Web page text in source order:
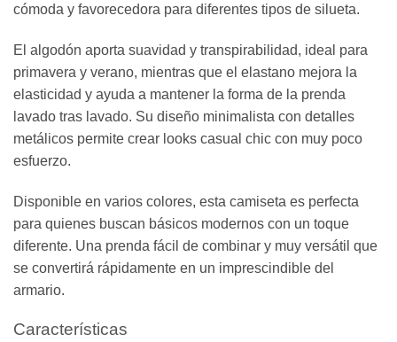
cómoda y favorecedora para diferentes tipos de silueta.
El algodón aporta suavidad y transpirabilidad, ideal para
primavera y verano, mientras que el elastano mejora la
elasticidad y ayuda a mantener la forma de la prenda
lavado tras lavado. Su diseño minimalista con detalles
metálicos permite crear looks casual chic con muy poco
esfuerzo.
Disponible en varios colores, esta camiseta es perfecta
para quienes buscan básicos modernos con un toque
diferente. Una prenda fácil de combinar y muy versátil que
se convertirá rápidamente en un imprescindible del
armario.
Características